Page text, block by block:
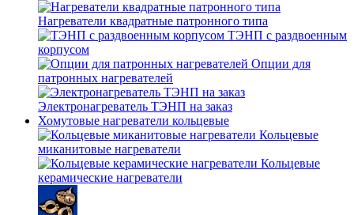
Нагреватели квадратные патронного типа
ТЭНП с раздвоенным
корпусом
Опции для
патронных нагревателей
Электронагреватель ТЭНП на заказ
Хомутовые нагреватели кольцевые
Кольцевые
миканитовые нагреватели
Кольцевые
керамические нагреватели